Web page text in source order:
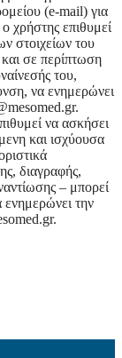
(e-mail) για
χρήστης επιθυμεί
στοιχείων του
σε περίπτωση
του,
να ενημερώνει
να ασκήσει
και ισχύουσα
διαγραφής,
– μπορεί
ενημερώνει την